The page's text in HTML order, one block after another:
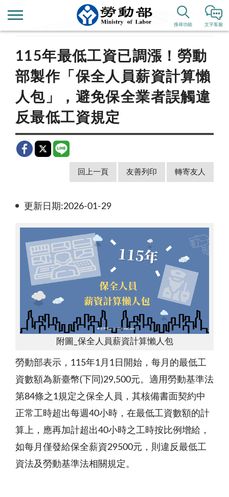
文字客服
搜尋功能
新聞公告 新聞稿
115年最低工資已調漲！勞動
部製作「保全人員薪資計算懶
人包」，避免保全業者誤觸違
反最低工資規定
回上一頁 友善列印 轉寄友人
更新日期:2026-01-29
附圖_保全人員薪資計算懶人包
勞動部表示，115年1月1日開始，每月的最低工
資數額為新臺幣(下同)29,500元。適用勞動基準法
第84條之1規定之保全人員，其核備書面契約中
正常工時超出每週40小時，在最低工資數額的計
算上，應再加計超出40小時之工時按比例增給，
如每月僅發給保全薪資29500元，則違反最低工
資法及勞動基準法相關規定。